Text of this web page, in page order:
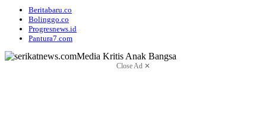
Beritabaru.co
Bolinggo.co
Progresnews.id
Pantura7.com
Close Ad ✕